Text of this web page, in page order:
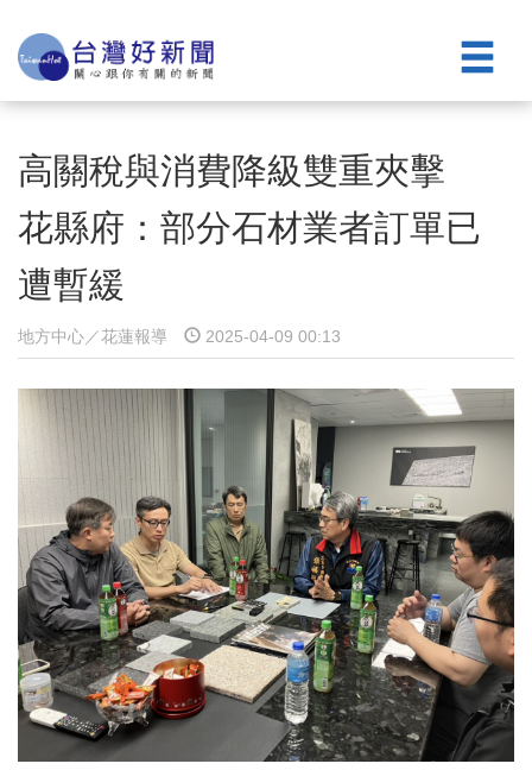
高關稅與消費降級雙重夾擊
花縣府：部分石材業者訂單已
遭暫緩
地方中心／花蓮報導 2025-04-09 00:13